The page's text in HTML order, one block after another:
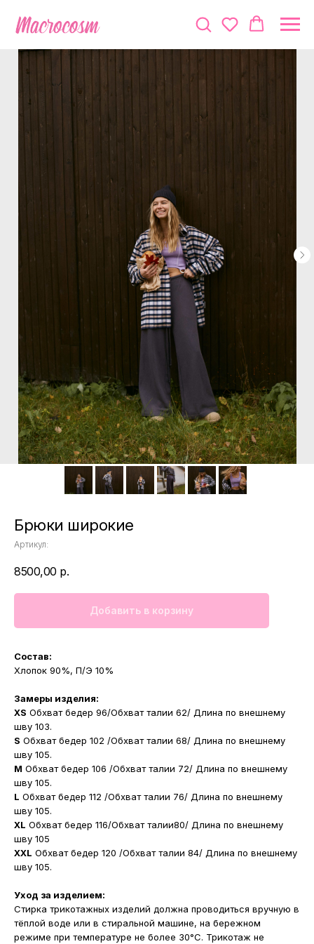
Брюки широкие
Артикул:
8500,00 р.
Добавить в корзину
Состав:
Хлопок 90%, П/Э 10%
Замеры изделия:
XS Обхват бедер 96/Обхват талии 62/ Длина по внешнему
шву 103.
S Обхват бедер 102 /Обхват талии 68/ Длина по внешнему
шву 105.
M Обхват бедер 106 /Обхват талии 72/ Длина по внешнему
шву 105.
L Обхват бедер 112 /Обхват талии 76/ Длина по внешнему
шву 105.
XL Обхват бедер 116/Обхват талии80/ Длина по внешнему
шву 105
XXL Обхват бедер 120 /Обхват талии 84/ Длина по внешнему
шву 105.
Уход за изделием:
Стирка трикотажных изделий должна проводиться вручную в
тёплой воде или в стиральной машине, на бережном
режиме при температуре не более 30°С. Трикотаж не